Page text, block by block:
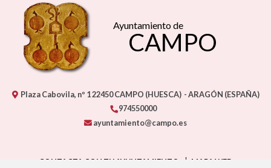
Ayuntamiento de
CAMPO
Plaza Cabovila, nº 122450 CAMPO (HUESCA) - ARAGÓN (ESPAÑA)
974550000
ayuntamiento@campo.es
CONTACTA CON TU AYUNTAMIENTO
MAPA WEB